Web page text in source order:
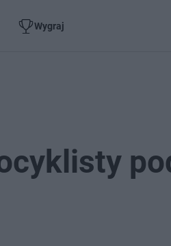
Wygraj